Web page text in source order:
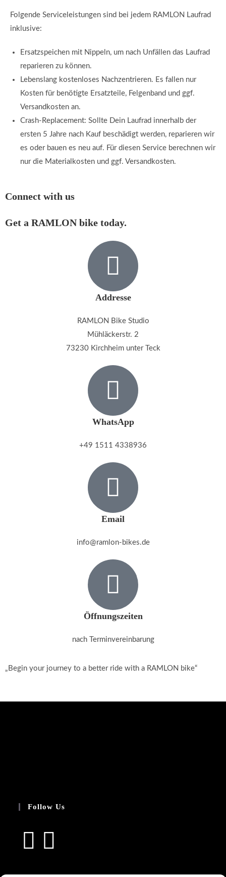
Folgende Serviceleistungen sind bei jedem RAMLON Laufrad
inklusive:
Ersatzspeichen mit Nippeln, um nach Unfällen das Laufrad
reparieren zu können.
Lebenslang kostenloses Nachzentrieren. Es fallen nur
Kosten für benötigte Ersatzteile, Felgenband und ggf.
Versandkosten an.
Crash-Replacement: Sollte Dein Laufrad innerhalb der
ersten 5 Jahre nach Kauf beschädigt werden, reparieren wir
es oder bauen es neu auf. Für diesen Service berechnen wir
nur die Materialkosten und ggf. Versandkosten.
Connect with us
Get a RAMLON bike today.
Addresse
RAMLON Bike Studio
Mühläckerstr. 2
73230 Kirchheim unter Teck
WhatsApp
+49 1511 4338936
Email
info@ramlon-bikes.de
Öffnungszeiten
nach Terminvereinbarung
„Begin your journey to a better ride with a RAMLON bike“
Follow Us